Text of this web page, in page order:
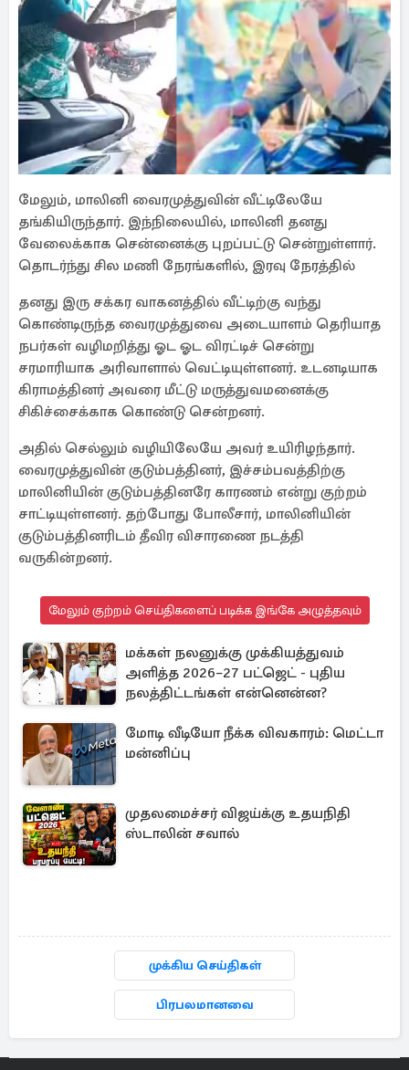
மேலும், மாலினி வைரமுத்துவின் வீட்டிலேயே
தங்கியிருந்தார். இந்நிலையில், மாலினி தனது
வேலைக்காக சென்னைக்கு புறப்பட்டு சென்றுள்ளார்.
தொடர்ந்து சில மணி நேரங்களில், இரவு நேரத்தில்
தனது இரு சக்கர வாகனத்தில் வீட்டிற்கு வந்து
கொண்டிருந்த வைரமுத்துவை அடையாளம் தெரியாத
நபர்கள் வழிமறித்து ஓட ஓட விரட்டிச் சென்று
சரமாரியாக அரிவாளால் வெட்டியுள்ளனர். உடனடியாக
கிராமத்தினர் அவரை மீட்டு மருத்துவமனைக்கு
சிகிச்சைக்காக கொண்டு சென்றனர்.
அதில் செல்லும் வழியிலேயே அவர் உயிரிழந்தார்.
வைரமுத்துவின் குடும்பத்தினர், இச்சம்பவத்திற்கு
மாலினியின் குடும்பத்தினரே காரணம் என்று குற்றம்
சாட்டியுள்ளனர். தற்போது போலீசார், மாலினியின்
குடும்பத்தினரிடம் தீவிர விசாரணை நடத்தி
வருகின்றனர்.
மேலும் குற்றம் செய்திகளைப் படிக்க இங்கே அழுத்தவும்
மக்கள் நலனுக்கு முக்கியத்துவம்
அளித்த 2026–27 பட்ஜெட் - புதிய
நலத்திட்டங்கள் என்னென்ன?
மோடி வீடியோ நீக்க விவகாரம்: மெட்டா
மன்னிப்பு
முதலமைச்சர் விஜய்க்கு உதயநிதி
ஸ்டாலின் சவால்
முக்கிய செய்திகள்
பிரபலமானவை